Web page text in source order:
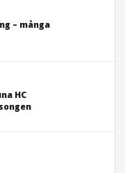
– många
HC